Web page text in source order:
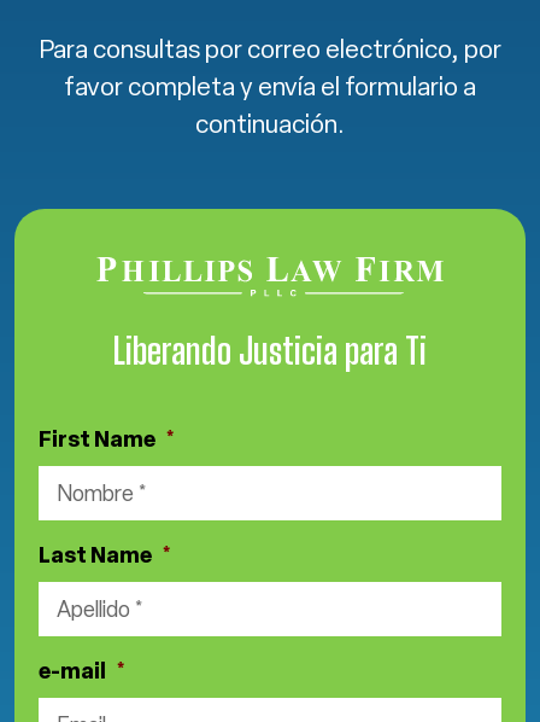
Para consultas por correo electrónico, por
favor completa y envía el formulario a
continuación.
Liberando Justicia para Ti
First Name *
Last Name *
e-mail *